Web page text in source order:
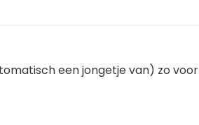
een jongetje van) zo